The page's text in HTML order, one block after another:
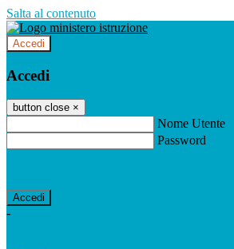
Salta al contenuto
Accedi
Accedi
button close ×
Nome Utente
Password
-